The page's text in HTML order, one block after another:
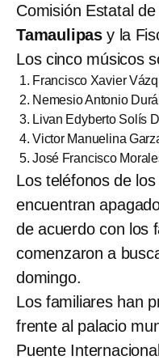
Comisión Estatal
Tamaulipas y la
Los cinco músicos
Francisco Xavier
Nemesio Antonio
Livan Edyberto Solís
Victor Manuelina
José Francisco
Los teléfonos de
encuentran
de acuerdo con los
comenzaron a
domingo.
Los familiares han
frente al palacio
Puente